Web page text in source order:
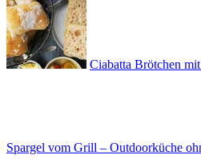
Ciabatta Brötchen
Spargel vom Grill – Outdoorküche